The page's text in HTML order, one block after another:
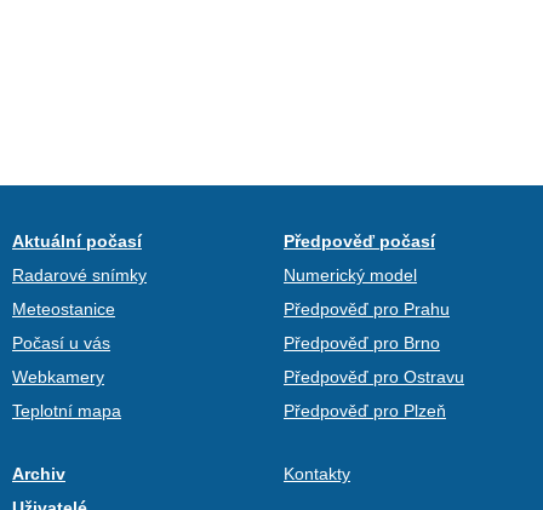
Aktuální počasí
Radarové snímky
Meteostanice
Počasí u vás
Webkamery
Teplotní mapa
Předpověď počasí
Numerický model
Předpověď pro Prahu
Předpověď pro Brno
Předpověď pro Ostravu
Předpověď pro Plzeň
Archiv
Kontakty